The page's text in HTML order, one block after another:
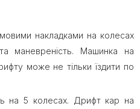
накладками на колесах
маневреність. Машинка на
може не тільки їздити по
5 колесах. Дрифт кар на